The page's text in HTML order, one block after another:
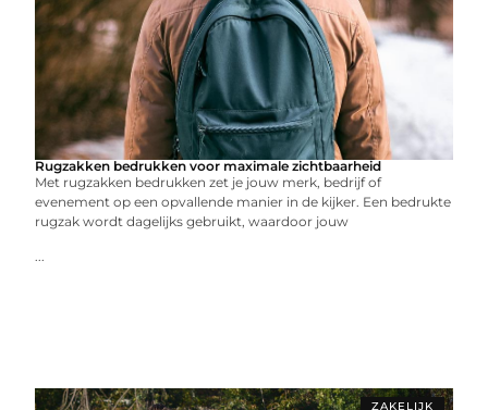
Rugzakken bedrukken voor maximale zichtbaarheid
Met rugzakken bedrukken zet je jouw merk, bedrijf of
evenement op een opvallende manier in de kijker. Een bedrukte
rugzak wordt dagelijks gebruikt, waardoor jouw
...
ZAKELIJK